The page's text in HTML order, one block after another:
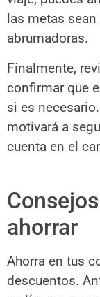
las metas
abrumadoras.
Finalmente,
confirmar que
si es
motivará a
cuenta en el
ahorrar
Ahorra en tus
descuentos.